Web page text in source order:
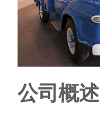
公司概述